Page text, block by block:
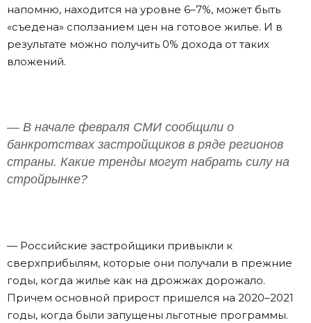
напомню, находится на уровне 6–7%, может быть
«съедена» сползанием цен на готовое жилье. И в
результате можно получить 0% дохода от таких
вложений.
— В начале февраля СМИ сообщили о
банкротствах застройщиков в ряде регионов
страны. Какие тренды могут набрать силу на
стройрынке?
— Российские застройщики привыкли к
сверхприбылям, которые они получали в прежние
годы, когда жилье как на дрожжах дорожало.
Причем основной прирост пришелся на 2020–2021
годы, когда были запущены льготные программы.